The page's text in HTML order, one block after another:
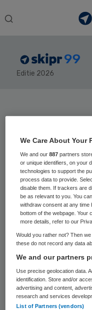
Search
99
Editie 2026
Positie vorig jaar:
Harm
Slot
Tot 1 april 2015
commissarissen
dan opgevolgd
Voorzitter raad
Secondary
We Care About Your
We and our887 partners
or unique identifiers, on your
technologies to support the
process data to provide.
disable them. If trackers are
be as relevant to you. You
withdraw consent at any time
bottom of the webpage. Your
more details, refer to our
Would you rather not? Then
these do not record any data
We and our partners
Use precise geolocation data.
identification. Store and/or
advertising and content,
research and services
List of Partners (vendors)